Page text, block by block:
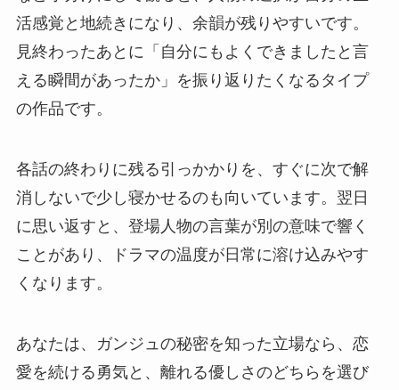
活感覚と地続きになり、余韻が残りやすいです。
見終わったあとに「自分にもよくできましたと言
える瞬間があったか」を振り返りたくなるタイプ
の作品です。
各話の終わりに残る引っかかりを、すぐに次で解
消しないで少し寝かせるのも向いています。翌日
に思い返すと、登場人物の言葉が別の意味で響く
ことがあり、ドラマの温度が日常に溶け込みやす
くなります。
あなたは、ガンジュの秘密を知った立場なら、恋
愛を続ける勇気と、離れる優しさのどちらを選び